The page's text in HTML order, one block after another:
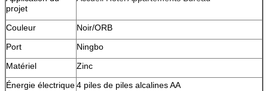
projet
Couleur
Noir/ORB
Port
Ningbo
Matériel
Zinc
Énergie électrique4 piles de piles alcalines AA